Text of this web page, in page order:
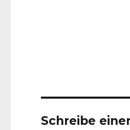
Schreibe